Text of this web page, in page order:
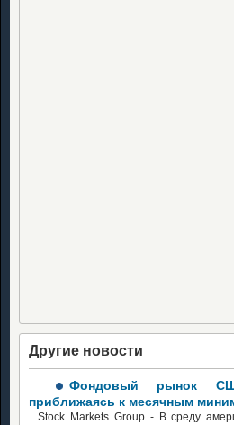
Другие новости
Фондовый рынок
приближаясь к месячным
Stock Markets Group - В среду